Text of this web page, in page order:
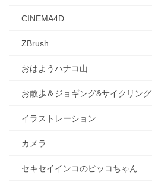
CINEMA4D
ZBrush
おはようハナコ山
お散歩＆ジョギング&サイクリング
イラストレーション
カメラ
セキセイインコのピッコちゃん